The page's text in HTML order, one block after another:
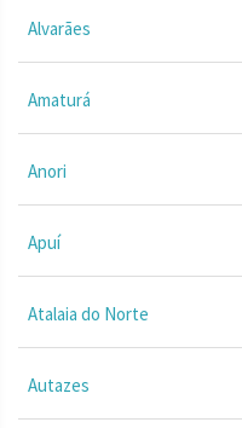
Alvarães
Amaturá
Anori
Apuí
Atalaia do Norte
Autazes